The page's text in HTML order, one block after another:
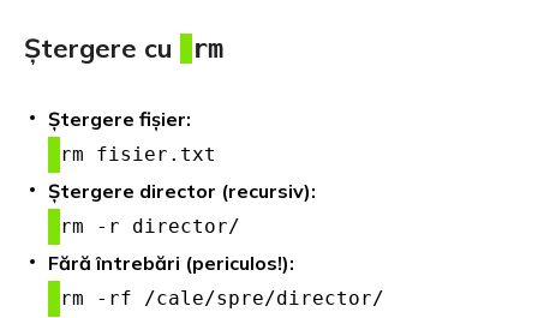
Ștergere cu rm
Ștergere fișier:
rm fisier.txt
Ștergere director (recursiv):
rm -r director/
Fără întrebări (periculos!):
rm -rf /cale/spre/director/